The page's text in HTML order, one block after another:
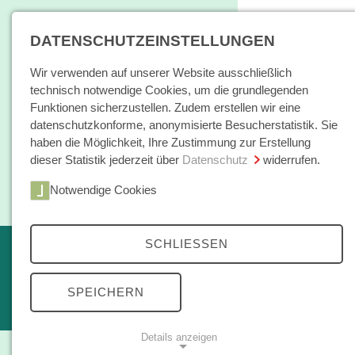
Home
Bücher / E-Books
Themen
kleine reihe
Open Access
DATENSCHUTZEINSTELLUNGEN
Wir verwenden auf unserer Website ausschließlich
technisch notwendige Cookies, um die grundlegenden
Funktionen sicherzustellen. Zudem erstellen wir eine
datenschutzkonforme, anonymisierte Besucherstatistik. Sie
haben die Möglichkeit, Ihre Zustimmung zur Erstellung
dieser Statistik jederzeit über Datenschutz widerrufen.
Notwendige Cookies
SCHLIESSEN
SPEICHERN
Details anzeigen